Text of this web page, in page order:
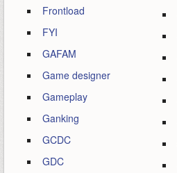
Frontload
FYI
GAFAM
Game designer
Gameplay
Ganking
GCDC
GDC